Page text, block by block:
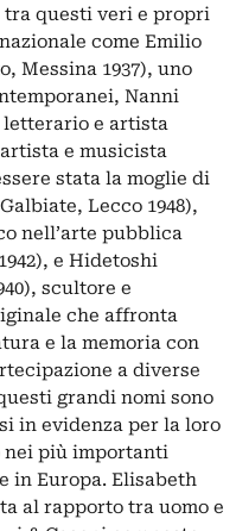
questi veri e propri
come Emilio
Messina 1937), uno
Nanni
letterario e artista
e musicista
stata la moglie di
Lecco 1948),
nell’arte pubblica
e Hidetoshi
scultore e
che affronta
e la memoria con
a diverse
grandi nomi sono
in evidenza per la loro
nei più importanti
in Europa. Elisabeth
al rapporto tra uomo e